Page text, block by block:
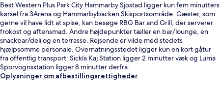
Best Western Plus Park City Hammarby Sjostad ligger kun fem minutters
kørsel fra 3Arena og Hammarbybacken Skisportsområde. Gæster, som
gerne vil have lidt at spise, kan besøge RBG Bar and Grill, der serverer
frokost og aftensmad. Andre højdepunkter tæller en bar/lounge, en
snackbar/deli og en terrasse. Rejsende er vilde med stedets
hjælpsomme personale. Overnatningsstedet ligger kun en kort gåtur
fra offentlig transport: Sickla Kaj Station ligger 2 minutter væk og Luma
Sporvognsstation ligger 8 minutter derfra.
Oplysninger om afbestillingsrettigheder